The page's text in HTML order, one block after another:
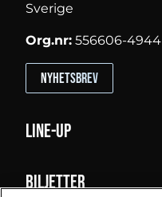
Sverige
Org.nr: 556606-4944
Nyhetsbrev
Line-up
Biljetter